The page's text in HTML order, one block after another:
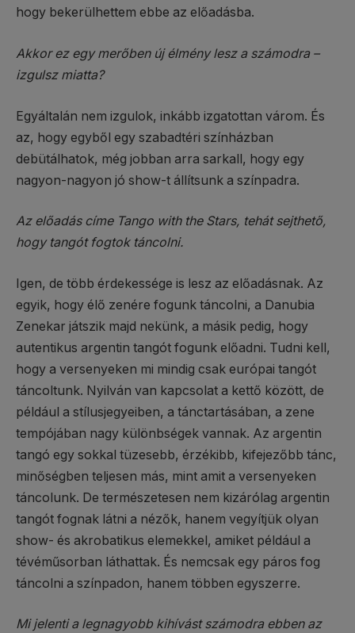
hogy bekerülhettem ebbe az előadásba.
Akkor ez egy merőben új élmény lesz a számodra –
izgulsz miatta?
Egyáltalán nem izgulok, inkább izgatottan várom. És
az, hogy egyből egy szabadtéri színházban
debütálhatok, még jobban arra sarkall, hogy egy
nagyon-nagyon jó show-t állítsunk a színpadra.
Az előadás címe Tango with the Stars, tehát sejthető,
hogy tangót fogtok táncolni.
Igen, de több érdekessége is lesz az előadásnak. Az
egyik, hogy élő zenére fogunk táncolni, a Danubia
Zenekar játszik majd nekünk, a másik pedig, hogy
autentikus argentin tangót fogunk előadni. Tudni kell,
hogy a versenyeken mi mindig csak európai tangót
táncoltunk. Nyilván van kapcsolat a kettő között, de
például a stílusjegyeiben, a tánctartásában, a zene
tempójában nagy különbségek vannak. Az argentin
tangó egy sokkal tüzesebb, érzékibb, kifejezőbb tánc,
minőségben teljesen más, mint amit a versenyeken
táncolunk. De természetesen nem kizárólag argentin
tangót fognak látni a nézők, hanem vegyítjük olyan
show- és akrobatikus elemekkel, amiket például a
tévéműsorban láthattak. És nemcsak egy páros fog
táncolni a színpadon, hanem többen egyszerre.
Mi jelenti a legnagyobb kihívást számodra ebben az